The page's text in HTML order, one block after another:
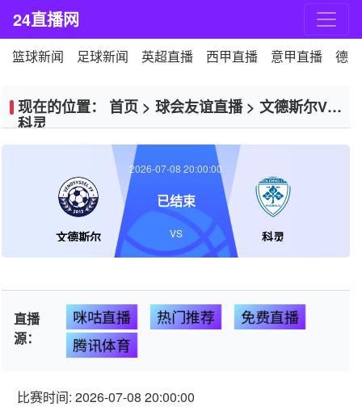
24直播网
篮球新闻 足球新闻 英超直播 西甲直播 意甲直播 德
现在的位置： 首页 > 球会友谊直播> 文德斯尔VS
科灵
文德斯尔 科灵
2026-07-08 20:00:00
已结束
VS
直播
源：
咪咕直播 热门推荐
免费直播
腾讯体育
比赛时间: 2026-07-08 20:00:00